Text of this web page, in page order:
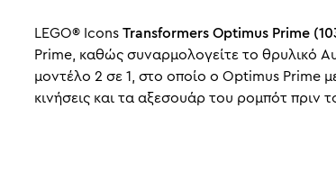
LEGO® Icons Transformers Optimus Prime
Prime, καθώς συναρμολογείτε το θρυλικό
μοντέλο 2 σε 1, στο οποίο ο Optimus Prime
κινήσεις και τα αξεσουάρ του ρομπότ πριν